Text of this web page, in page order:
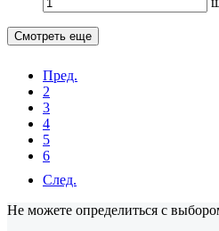
Смотреть еще
Пред.
2
3
4
5
6
След.
Не можете определиться с